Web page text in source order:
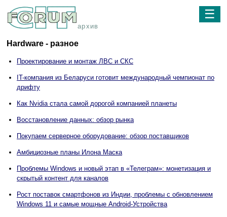
архив
☰
Hardware - разное
Проектирование и монтаж ЛВС и СКС
IT-компания из Беларуси готовит международный чемпионат по
дрифту
Как Nvidia стала самой дорогой компанией планеты
Восстановление данных: обзор рынка
Покупаем серверное оборудование: обзор поставщиков
Амбициозные планы Илона Маска
Проблемы Windows и новый этап в «Телеграм»: монетизация и
скрытый контент для каналов
Рост поставок смартфонов из Индии, проблемы с обновлением
Windows 11 и самые мощные Android-Устройства